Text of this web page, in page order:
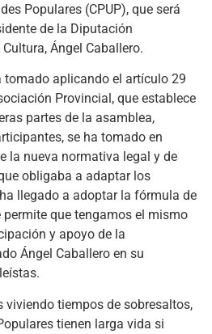
Populares (CPUP), que será
de la Diputación
Ángel Caballero.
tomado aplicando el artículo 29
Provincial, que establece
partes de la asamblea,
se ha tomado en
la nueva normativa legal y de
obligaba a adaptar los
llegado a adoptar la fórmula de
permite que tengamos el mismo
y apoyo de la
Ángel Caballero en su
viviendo tiempos de sobresaltos,
tienen larga vida si